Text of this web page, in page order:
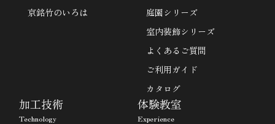
京銘竹のいろは
庭園シリーズ
室内装飾シリーズ
よくあるご質問
ご利用ガイド
カタログ
加工技術
Technology
体験教室
Experience